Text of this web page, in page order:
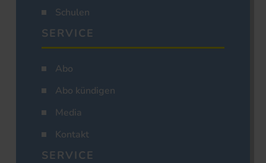
Schulen
SERVICE
Abo
Abo kündigen
Media
Kontakt
SERVICE